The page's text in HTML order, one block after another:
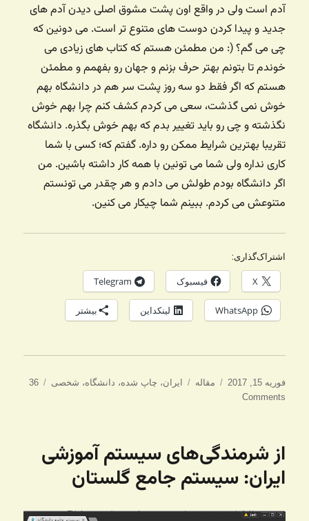
آدم است ولی در واقع اون پشت مشوق اصلی دیدن آدم های
جدید و پیدا کردن دوست های متنوع تر است. می دونین که
چی می گم؟ (: من مطمئن هستم که کتاب های زیادی می
خوندم تا بتونم بهتر حرف بزنم و جهان رو بفهمم و مطمئن
هستم که اگر فقط دو سه روز پشت سر هم در دانشگاه بهم
خوش نمی گذشت، سعی می کردم کشف کنم چرا بهم خوش
نگذشته و چی رو باید تغییر بدم که بهم خوش بگذره. دانشگاه
تقریبا بهترین شرایط ممکن رو داره. گفتم که؛ کسی با شما
کاری نداره ولی شما می تونین با همه کار داشته باشین. من
اگر دانشگاه بودم طولش می دادم و هر چقدر می تونستم
متنوعش می کردم. ببینم شما چیکار می کنین.
اشتراک‌گذاری:
X فیسبوک Telegram
WhatsApp لینکداین بیشتر
ارسال
شده
فوریه 15, 2017 دسته‌ها
مقاله برچسب‌ها
ایران، چاپ شده، دانشگاه، شخصی
36
Comments
از شرمندگی‌های سیستم آموزشی
ایران: سیستم جامع گلستان